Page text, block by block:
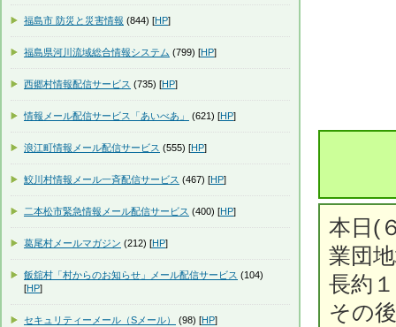
本日(
業団
長約
その
福島市 防災と災害情報 (844) [HP]
福島県河川流域総合情報システム (799) [HP]
西郷村情報配信サービス (735) [HP]
情報メール配信サービス「あいべあ」 (621) [HP]
浪江町情報メール配信サービス (555) [HP]
鮫川村情報メール一斉配信サービス (467) [HP]
二本松市緊急情報メール配信サービス (400) [HP]
葛尾村メールマガジン (212) [HP]
飯舘村「村からのお知らせ」メール配信サービス (104)
[HP]
セキュリティーメール（Sメール） (98) [HP]